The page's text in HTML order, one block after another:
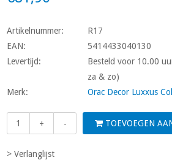
Artikelnummer:
R17
EAN:
5414433040130
Levertijd:
Besteld voor 10.00
za & zo)
Merk:
Orac Decor Luxxus
+ - TOEVOEGEN
> Verlanglijst